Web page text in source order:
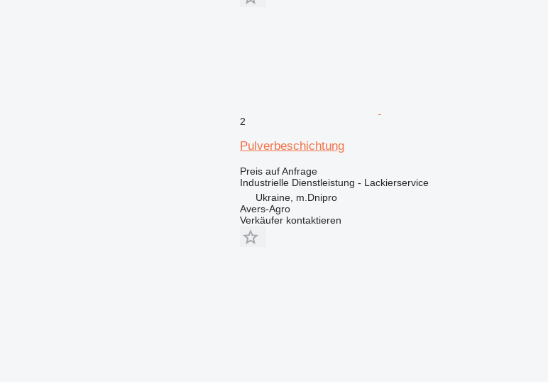
2
Pulverbeschichtung
Preis auf Anfrage
Industrielle Dienstleistung - Lackierservice
Ukraine, m.Dnipro
Avers-Agro
Verkäufer kontaktieren